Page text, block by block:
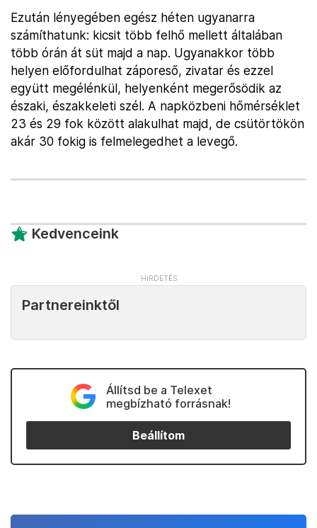
Ezután lényegében egész héten ugyanarra
számíthatunk: kicsit több felhő mellett általában
több órán át süt majd a nap. Ugyanakkor több
helyen előfordulhat záporeső, zivatar és ezzel
együtt megélénkül, helyenként megerősödik az
északi, északkeleti szél. A napközbeni hőmérséklet
23 és 29 fok között alakulhat majd, de csütörtökön
akár 30 fokig is felmelegedhet a levegő.
Kedvenceink
Partnereinktől
Állítsd be a Telexet
megbízható forrásnak!
Beállítom